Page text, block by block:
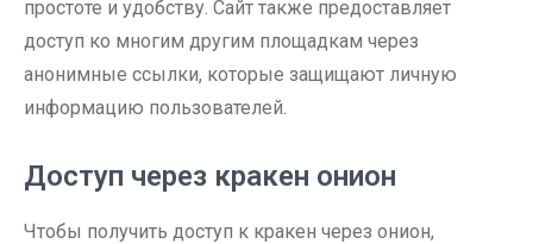
простоте и удобству. Сайт также предоставляет
доступ ко многим другим площадкам через
анонимные ссылки, которые защищают личную
информацию пользователей.
Доступ через кракен онион
Чтобы получить доступ к кракен через онион,